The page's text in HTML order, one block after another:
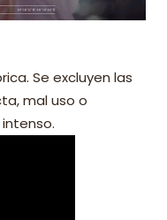
Se excluyen las
mal uso o